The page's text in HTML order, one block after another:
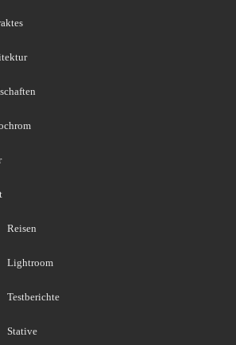
Reisen
Lightroom
Testberichte
Stative